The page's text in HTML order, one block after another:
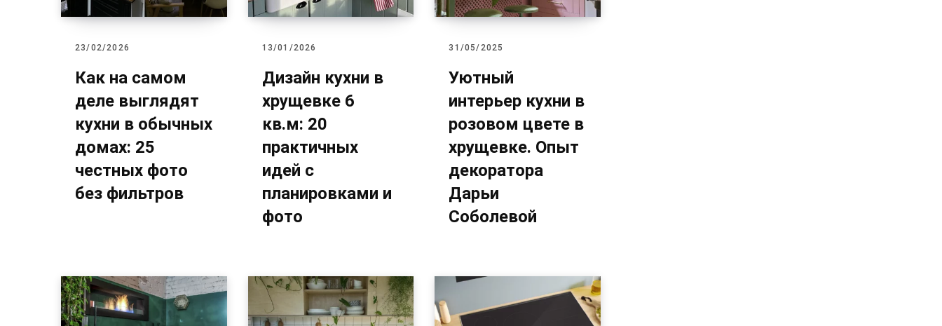
23/02/2026
Как на самом
деле выглядят
кухни в обычных
домах: 25
честных фото
без фильтров
13/01/2026
Дизайн кухни в
хрущевке 6
кв.м: 20
практичных
идей с
планировками и
фото
31/05/2025
Уютный
интерьер кухни в
розовом цвете в
хрущевке. Опыт
декоратора
Дарьи
Соболевой